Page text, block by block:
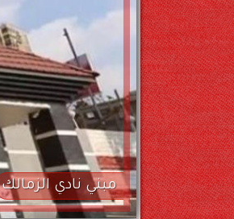
مبني نادي الزمالك